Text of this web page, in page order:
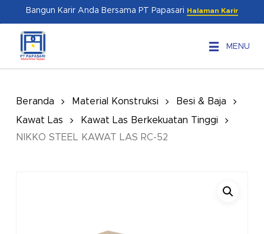
content
Bangun Karir Anda Bersama PT Papasari Halaman Karir
MENU
Beranda Material Konstruksi
Besi & Baja
Kawat Las
Kawat Las Berkekuatan Tinggi
NIKKO STEEL KAWAT LAS RC-52
Menu